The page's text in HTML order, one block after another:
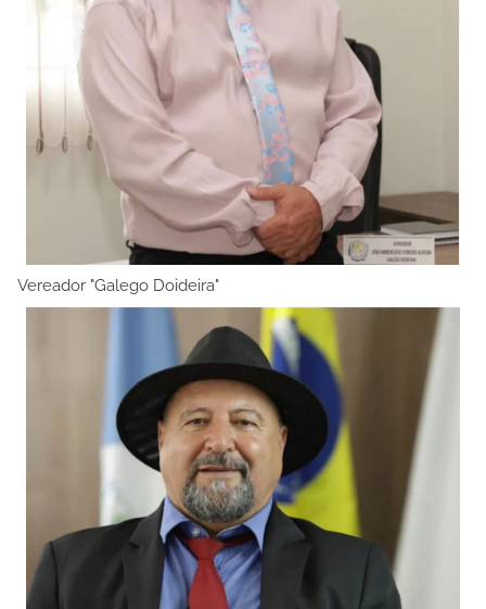
Vereador "Galego Doideira"